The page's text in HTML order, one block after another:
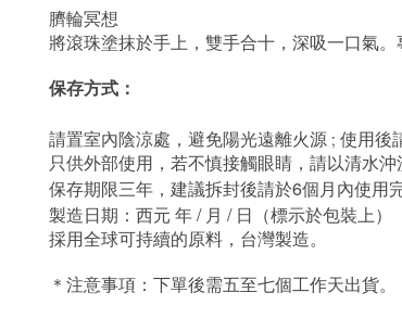
臍輪冥想
將滾珠塗抹於手上，雙手合十，深吸一口氣
保存方式：
請置室內陰涼處，避免陽光遠離火源 ; 使用後
只供外部使用，若不慎接觸眼睛，請以清水
保存期限三年，建議拆封後請於6個月內使用
製造日期：西元 年 / 月 / 日（標示於包裝上）
採用全球可持續的原料，台灣製造。
＊注意事項：下單後需五至七個工作天出貨。